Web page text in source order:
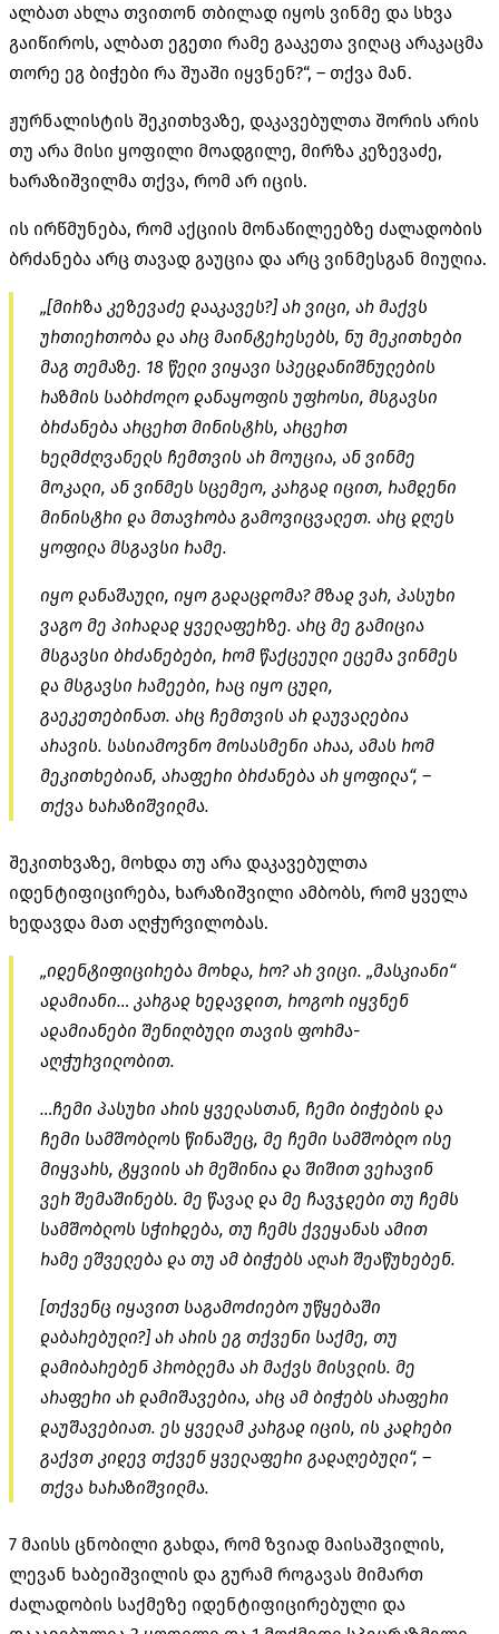
ალბათ ახლა თვითონ თბილად იყოს ვინმე და სხვა
გაიწიროს, ალბათ ეგეთი რამე გააკეთა ვიღაც არაკაცმა
თორე ეგ ბიჭები რა შუაში იყვნენ?“, – თქვა მან.
ჟურნალისტის შეკითხვაზე, დაკავებულთა შორის არის
თუ არა მისი ყოფილი მოადგილე, მირზა კეზევაძე,
ხარაზიშვილმა თქვა, რომ არ იცის.
ის ირწმუნება, რომ აქციის მონაწილეებზე ძალადობის
ბრძანება არც თავად გაუცია და არც ვინმესგან მიუღია.
„[მირზა კეზევაძე დააკავეს?] არ ვიცი, არ მაქვს
ურთიერთობა და არც მაინტერესებს, ნუ მეკითხები
მაგ თემაზე. 18 წელი ვიყავი სპეცდანიშნულების
რაზმის საბრძოლო დანაყოფის უფროსი, მსგავსი
ბრძანება არცერთ მინისტრს, არცერთ
ხელმძღვანელს ჩემთვის არ მოუცია, ან ვინმე
მოკალი, ან ვინმეს სცემეო, კარგად იცით, რამდენი
მინისტრი და მთავრობა გამოვიცვალეთ. არც დღეს
ყოფილა მსგავსი რამე.
იყო დანაშაული, იყო გადაცდომა? მზად ვარ, პასუხი
ვაგო მე პირადად ყველაფერზე. არც მე გამიცია
მსგავსი ბრძანებები, რომ წაქცეული ეცემა ვინმეს
და მსგავსი რამეები, რაც იყო ცუდი,
გაეკეთებინათ. არც ჩემთვის არ დაუვალებია
არავის. სასიამოვნო მოსასმენი არაა, ამას რომ
მეკითხებიან, არაფერი ბრძანება არ ყოფილა“, –
თქვა ხარაზიშვილმა.
შეკითხვაზე, მოხდა თუ არა დაკავებულთა
იდენტიფიცირება, ხარაზიშვილი ამბობს, რომ ყველა
ხედავდა მათ აღჭურვილობას.
„იდენტიფიცირება მოხდა, რო? არ ვიცი. „მასკიანი“
ადამიანი… კარგად ხედავდით, როგორ იყვნენ
ადამიანები შენიღბული თავის ფორმა-
აღჭურვილობით.
…ჩემი პასუხი არის ყველასთან, ჩემი ბიჭების და
ჩემი სამშობლოს წინაშეც, მე ჩემი სამშობლო ისე
მიყვარს, ტყვიის არ მეშინია და შიშით ვერავინ
ვერ შემაშინებს. მე წავალ და მე ჩავჯდები თუ ჩემს
სამშობლოს სჭირდება, თუ ჩემს ქვეყანას ამით
რამე ეშველება და თუ ამ ბიჭებს აღარ შეაწუხებენ.
[თქვენც იყავით საგამოძიებო უწყებაში
დაბარებული?] არ არის ეგ თქვენი საქმე, თუ
დამიბარებენ პრობლემა არ მაქვს მისვლის. მე
არაფერი არ დამიშავებია, არც ამ ბიჭებს არაფერი
დაუშავებიათ. ეს ყველამ კარგად იცის, ის კადრები
გაქვთ კიდევ თქვენ ყველაფერი გადაღებული“, –
თქვა ხარაზიშვილმა.
7 მაისს ცნობილი გახდა, რომ ზვიად მაისაშვილის,
ლევან ხაბეიშვილის და გურამ როგავას მიმართ
ძალადობის საქმეზე იდენტიფიცირებული და